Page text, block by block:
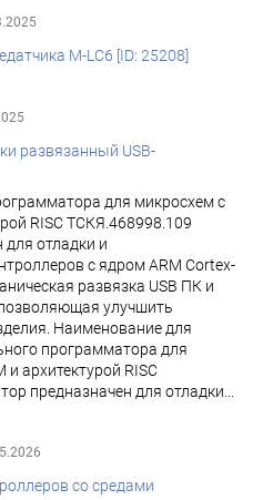
M-LC6 [ID: 25208]
развязанный USB-
для микросхем с
RISC ТСКЯ.468998.109
отладки и
с ядром ARM Cortex-
развязка USB ПК и
улучшить
Наименование для
программатора для
и архитектурой RISC
предназначен для отладки...
со средами